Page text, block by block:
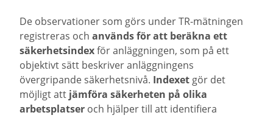
De observationer som görs under TR-mätningen
registreras och används för att beräkna ett
säkerhetsindexför anläggningen, som på ett
objektivt sätt beskriver anläggningens
övergripande säkerhetsnivå. Indexetgör det
möjligt att jämföra säkerheten på olika
arbetsplatser och hjälper till att identifiera